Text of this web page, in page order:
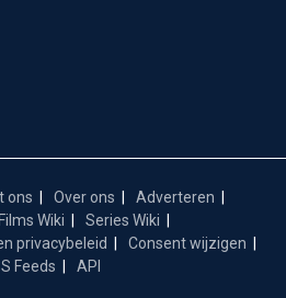
ons Over ons
Adverteren
Wiki
Series Wiki
privacybeleid
Consent wijzigen
Feeds
API